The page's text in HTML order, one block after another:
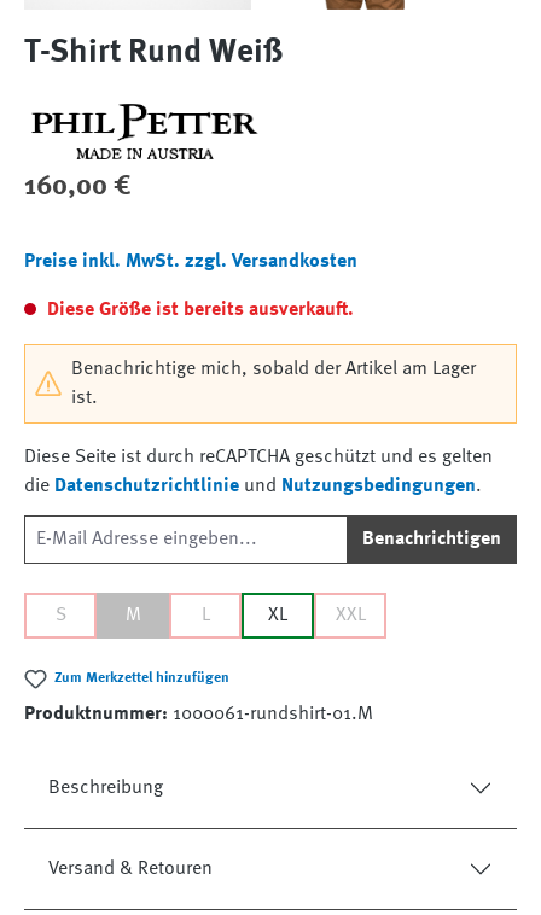
T-Shirt Rund Weiß
Regulärer Preis:
160,00 €
Preise inkl. MwSt. zzgl. Versandkosten
Diese Größe ist bereits ausverkauft.
Benachrichtige mich, sobald der Artikel am Lager
ist.
Diese Seite ist durch reCAPTCHA geschützt und es gelten
die Datenschutzrichtlinie und Nutzungsbedingungen.
Benachrichtigen
S M L XL XXL
Zum Merkzettel hinzufügen
Produktnummer: 1000061-rundshirt-01.M
Beschreibung
Versand & Retouren